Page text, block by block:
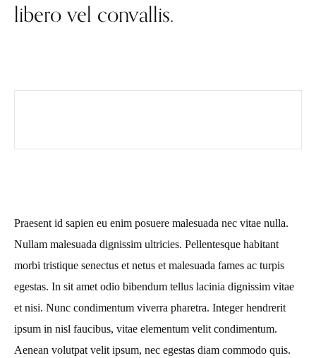
libero vel convallis.
Praesent id sapien eu enim posuere malesuada nec vitae nulla.
Nullam malesuada dignissim ultricies. Pellentesque habitant
morbi tristique senectus et netus et malesuada fames ac turpis
egestas. In sit amet odio bibendum tellus lacinia dignissim vitae
et nisi. Nunc condimentum viverra pharetra. Integer hendrerit
ipsum in nisl faucibus, vitae elementum velit condimentum.
Aenean volutpat velit ipsum, nec egestas diam commodo quis.